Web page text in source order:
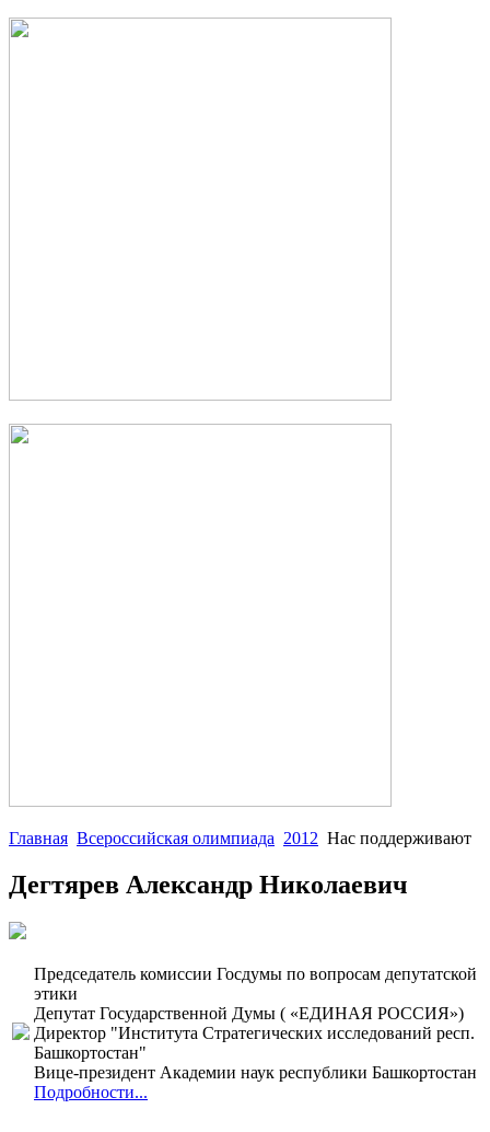
Главная Всероссийская олимпиада 2012 Нас поддерживают
Дегтярев Александр Николаевич
Председатель комиссии Госдумы по вопросам депутатской
этики
Депутат Государственной Думы ( «ЕДИНАЯ РОССИЯ»)
Директор "Института Стратегических исследований респ.
Башкортостан"
Вице-президент Академии наук республики Башкортостан
Подробности...